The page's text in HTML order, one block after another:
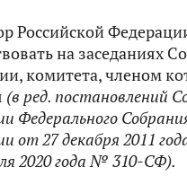
Российской
на заседаниях
комитета, членом
(в ред. постановлений
Федерального
от 27 декабря 2011
2020 года № 310-СФ).